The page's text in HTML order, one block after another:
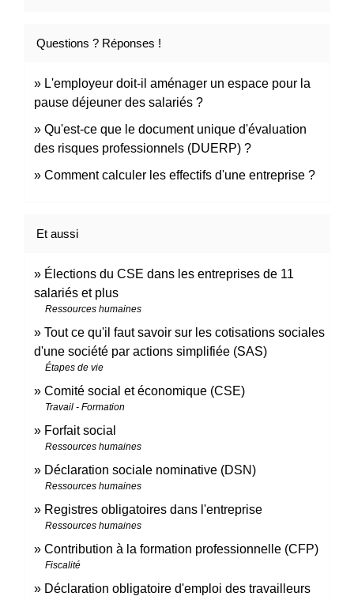
Questions ? Réponses !
L'employeur doit-il aménager un espace pour la
pause déjeuner des salariés ?
Qu'est-ce que le document unique d'évaluation
des risques professionnels (DUERP) ?
Comment calculer les effectifs d'une entreprise ?
Et aussi
Élections du CSE dans les entreprises de 11
salariés et plus
Ressources humaines
Tout ce qu'il faut savoir sur les cotisations sociales
d'une société par actions simplifiée (SAS)
Étapes de vie
Comité social et économique (CSE)
Travail - Formation
Forfait social
Ressources humaines
Déclaration sociale nominative (DSN)
Ressources humaines
Registres obligatoires dans l'entreprise
Ressources humaines
Contribution à la formation professionnelle (CFP)
Fiscalité
Déclaration obligatoire d'emploi des travailleurs